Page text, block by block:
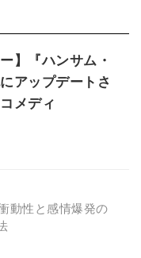
】『ハンサム・
アップデートさ
メディ
動性と感情爆発の